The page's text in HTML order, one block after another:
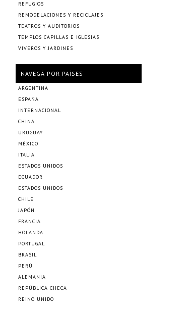
REFUGIOS
REMODELACIONES Y RECICLAJES
TEATROS Y AUDITORIOS
TEMPLOS CAPILLAS E IGLESIAS
VIVEROS Y JARDINES
NAVEGÁ POR PAÍSES
ARGENTINA
ESPAÑA
INTERNACIONAL
CHINA
URUGUAY
MÉXICO
ITALIA
ESTADOS UNIDOS
ECUADOR
ESTADOS UNIDOS
CHILE
JAPÓN
FRANCIA
HOLANDA
PORTUGAL
BRASIL
PERÚ
ALEMANIA
REPÚBLICA CHECA
REINO UNIDO